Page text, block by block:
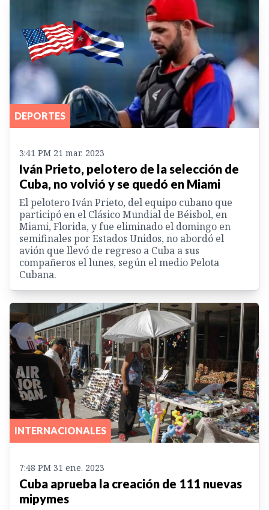
DEPORTES
3:41 PM 21 mar. 2023
Iván Prieto, pelotero de la selección de
Cuba, no volvió y se quedó en Miami
El pelotero Iván Prieto, del equipo cubano que
participó en el Clásico Mundial de Béisbol, en
Miami, Florida, y fue eliminado el domingo en
semifinales por Estados Unidos, no abordó el
avión que llevó de regreso a Cuba a sus
compañeros el lunes, según el medio Pelota
Cubana.
INTERNACIONALES
7:48 PM 31 ene. 2023
Cuba aprueba la creación de 111 nuevas
mipymes